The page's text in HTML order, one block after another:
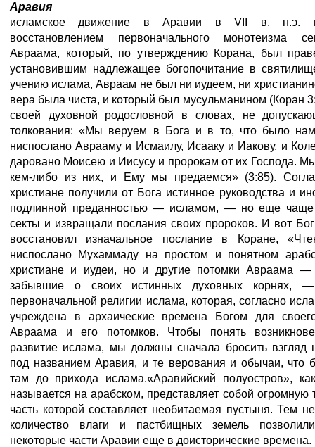
Аравия
исламское движение в Аравии в VII в. н.э.
восстановлением первоначального монотеизма
Авраама, который, по утверждению Корана, был
установившим надлежащее богопочитание в
учению ислама, Авраам не был ни иудеем, ни
вера была чиста, и который был мусульманином (Коран
своей духовной родословной в словах, не
толкования: «Мы веруем в Бога и в то, что было
ниспослано Аврааму и Исмаилу, Исааку и Иакову, и
даровано Моисею и Иисусу и пророкам от их Господа.
кем-либо из них, и Ему мы предаемся» (3:85).
христиане получили от Бога истинное руководства и
подлинной преданностью — исламом, — но еще чаще
секты и извращали послания своих пророков. И вот
восстановил изначальное послание в Коране,
ниспослано Мухаммаду на простом и понятном
христиане и иудеи, но и другие потомки Авраама —
забывшие о своих истинных духовных корнях,
первоначальной религии ислама, которая, согласно
учреждена в архаические времена Богом для
Авраама и его потомков. Чтобы понять
развитие ислама, мы должны сначала бросить взгляд
под названием Аравия, и те верования и обычаи, что
там до прихода ислама.«Аравийский полуостров»,
называется на арабском, представляет собой
часть которой составляет необитаемая пустыня. Тем
количество влаги и пастбищных земель
некоторые части Аравии еще в доисторические времена.